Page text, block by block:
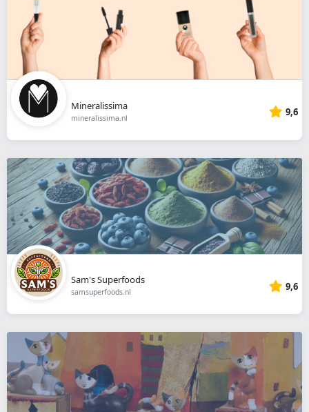
Mineralissima
mineralissima.nl 9,6
Sam's Superfoods
samsuperfoods.nl 9,6